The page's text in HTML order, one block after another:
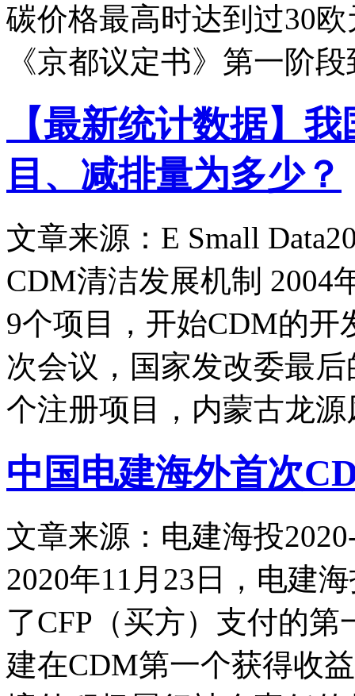
碳价格最高时达到过30
《京都议定书》第一阶
【最新统计数据】
目、减排量为多少？
文章来源：E Small Data
CDM清洁发展机制 2004
9个项目，开始CDM的开
次会议，国家发改委最
个注册项目，内蒙古龙
中国电建海外首次
文章来源：电建海投
2020年11月23日，电建
了CFP（买方）支付的
建在CDM第一个获得收